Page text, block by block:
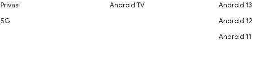
Privasi
5G
Android TV
Android 13
Android 12
Android 11